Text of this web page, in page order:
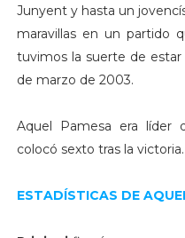
Junyent y hasta un
maravillas en un partido
tuvimos la suerte de
de marzo de 2003.
Aquel Pamesa era líder
colocó sexto tras la victoria.
ESTADÍSTICAS DE